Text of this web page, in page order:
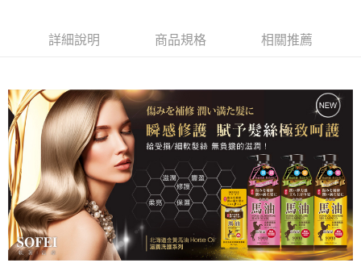
萊爾富取貨付5
萊爾富付款取貨
每筆NT$80，滿NT$699(含以上)免運費
7-11取貨付款
每筆NT$80，滿NT$699(含以上)免運費
付款後7-11取貨
每筆NT$80，滿NT$699(含以上)免運費
宅配
詳細說明 商品規格 相關推薦